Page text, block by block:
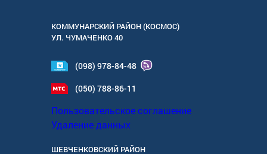
КОММУНАРСКИЙ РАЙОН (КОСМОС)
УЛ. ЧУМАЧЕНКО 40
(098) 978-84-48
(050) 788-86-11
Пользовательское соглашение
Удаление данных
ШЕВЧЕНКОВСКИЙ РАЙОН